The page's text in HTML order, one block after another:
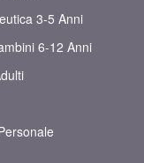
3-5 Anni
6-12 Anni